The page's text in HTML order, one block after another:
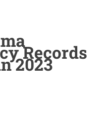
Records
2023